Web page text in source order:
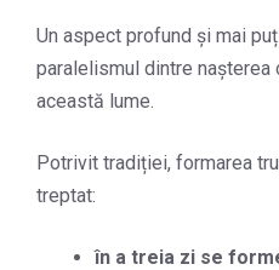
Un aspect profund și mai
paralelismul dintre nașterea
această lume.
Potrivit tradiției, formarea
treptat:
în a treia zi se